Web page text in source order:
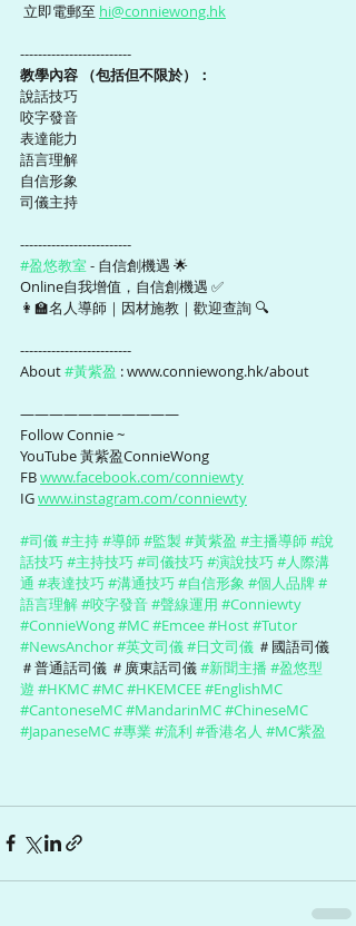
立即電郵至 hi@conniewong.hk
-------------------------
教學內容 （包括但不限於）：
說話技巧
咬字發音
表達能力
語言理解
自信形象
司儀主持
-------------------------
#盈悠教室 - 自信創機遇 🌟
Online自我增值，自信創機遇 ✅
👩‍🏫名人導師｜因材施教｜歡迎查詢 🔍
-------------------------
About #黃紫盈 : www.conniewong.hk/about
———————————
Follow Connie ~
YouTube 黃紫盈ConnieWong
FB www.facebook.com/conniewty
IG www.instagram.com/conniewty
#司儀#主持#導師 #監製 #黃紫盈 #主播導師 #說
話技巧#主持技巧#司儀技巧#演說技巧#人際溝
通 #表達技巧#溝通技巧#自信形象 #個人品牌#
語言理解#咬字發音#聲線運用 #Conniewty
#ConnieWong#MC#Emcee#Host#Tutor
#NewsAnchor#英文司儀#日文司儀 ＃國語司儀
＃普通話司儀 ＃廣東話司儀 #新聞主播 #盈悠型
遊 #HKMC#MC#HKEMCEE#EnglishMC
#CantoneseMC#MandarinMC#ChineseMC
#JapaneseMC#專業 #流利 #香港名人 #MC紫盈